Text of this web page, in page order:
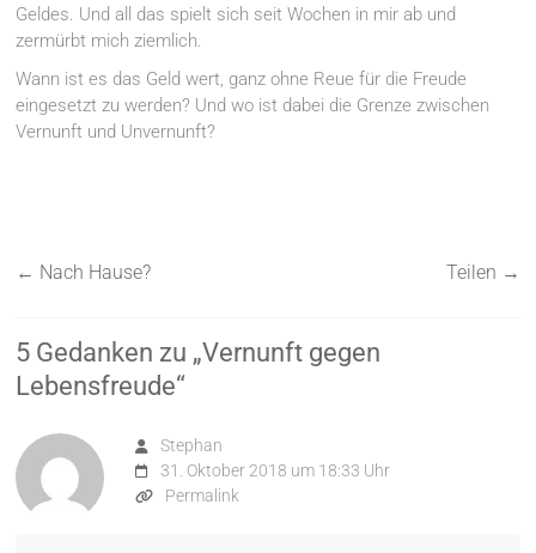
Geldes. Und all das spielt sich seit Wochen in mir ab und
zermürbt mich ziemlich.
Wann ist es das Geld wert, ganz ohne Reue für die Freude
eingesetzt zu werden? Und wo ist dabei die Grenze zwischen
Vernunft und Unvernunft?
← Nach Hause? Teilen →
5 Gedanken zu „Vernunft gegen
Lebensfreude“
Stephan
31. Oktober 2018 um 18:33 Uhr
Permalink